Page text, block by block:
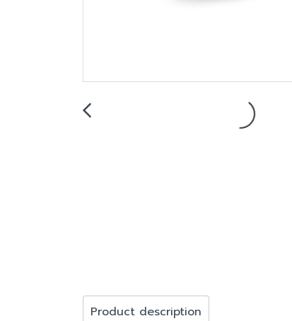
Product description